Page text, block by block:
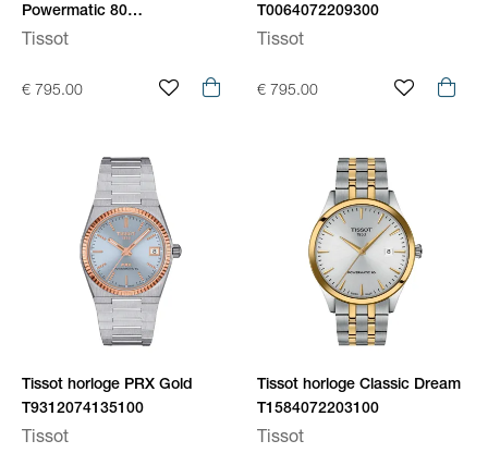
Powermatic 80
T0064072209301
Tissot
€ 795.00
T0064072209300
Tissot
€ 795.00
Tissot horloge PRX Gold
T9312074135100
Tissot
Tissot horloge Classic Dream
T1584072203100
Tissot